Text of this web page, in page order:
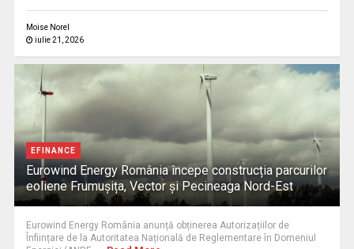
Moise Norel
iulie 21, 2026
EFINANCE
Eurowind Energy România începe construcția parcurilor
eoliene Frumușița, Vector și Pecineaga Nord-Est
Eurowind Energy România anunță obținerea Autorizațiilor de
Înființare de la Autoritatea Națională de Reglementare în Domeniul